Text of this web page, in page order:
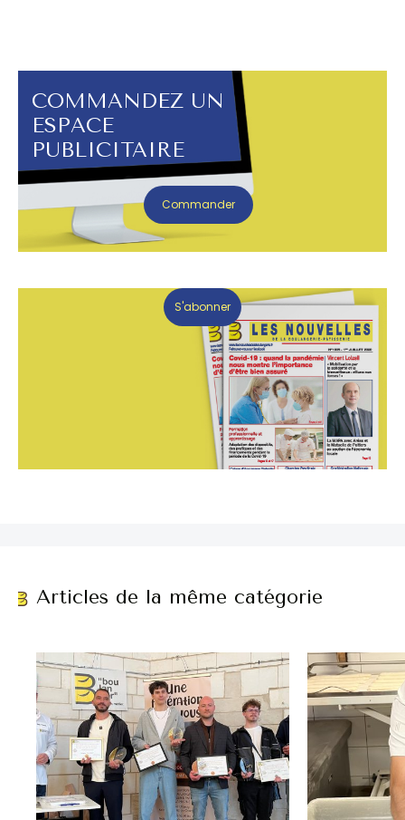
COMMANDEZ UN
ESPACE
PUBLICITAIRE
Commander
S'abonner
Articles de la même catégorie